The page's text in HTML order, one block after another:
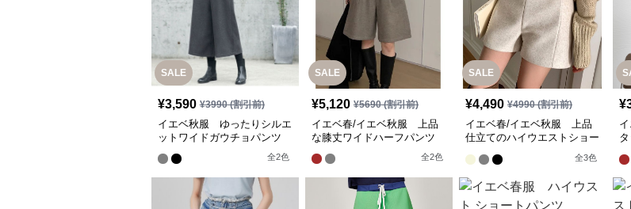
SALE
¥3,590 ¥3990(割引前)
イエベ秋服 ゆったりシルエ
ットワイドガウチョパンツ
全2色
SALE
¥5,120 ¥5690(割引前)
イエベ春/イエベ秋服 上品
な膝丈ワイドハーフパンツ
全2色
SALE
¥4,490 ¥4990(割引前)
イエベ春/イエベ秋服 上品
仕立てのハイウエストショー
全3色
¥